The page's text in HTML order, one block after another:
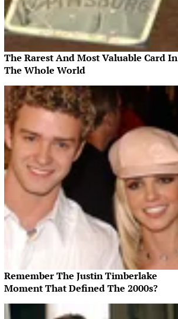
The Rarest And Most Valuable Card In
The Whole World
Remember The Justin Timberlake
Moment That Defined The 2000s?